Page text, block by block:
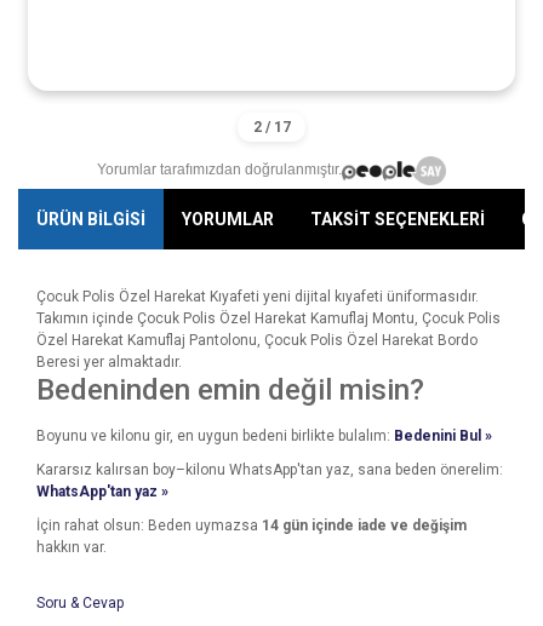
Yorumlar tarafımızdan doğrulanmıştır.
ÜRÜN BİLGİSİ YORUMLAR TAKSİT SEÇENEKLERİ
Çocuk Polis Özel Harekat Kıyafeti yeni dijital kıyafeti üniformasıdır.
Takımın içinde Çocuk Polis Özel Harekat Kamuflaj Montu, Çocuk Polis
Özel Harekat Kamuflaj Pantolonu, Çocuk Polis Özel Harekat Bordo
Beresi yer almaktadır.
Bedeninden emin değil misin?
Boyunu ve kilonu gir, en uygun bedeni birlikte bulalım: Bedenini Bul »
Kararsız kalırsan boy–kilonu WhatsApp'tan yaz, sana beden önerelim:
WhatsApp'tan yaz »
İçin rahat olsun: Beden uymazsa 14 gün içinde iade ve değişim
hakkın var.
Soru & Cevap